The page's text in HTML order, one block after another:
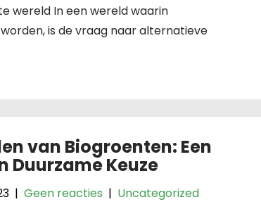
wereld In een wereld waarin
is de vraag naar alternatieve
van Biogroenten: Een
Duurzame Keuze
|Geen reacties | Uncategorized